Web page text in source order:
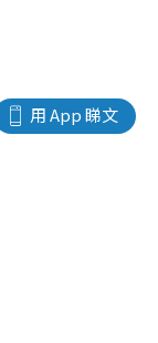
用 App 睇文